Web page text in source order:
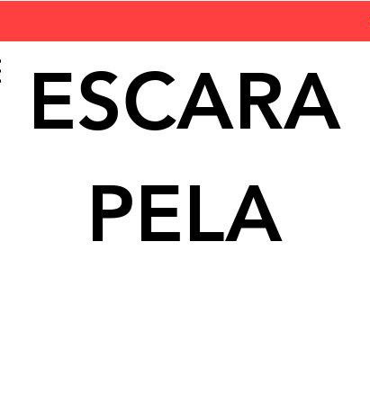
ESCARA
PELA